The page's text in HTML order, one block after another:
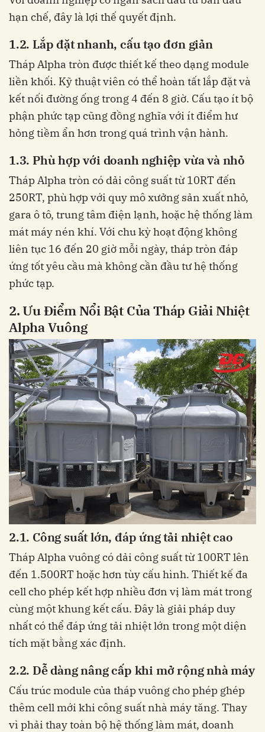
hạn chế, đây là lợi thế quyết định.
1.2. Lắp đặt nhanh, cấu tạo đơn giản
Tháp Alpha tròn được thiết kế theo dạng module
liền khối. Kỹ thuật viên có thể hoàn tất lắp đặt và
kết nối đường ống trong 4 đến 8 giờ. Cấu tạo ít bộ
phận phức tạp cũng đồng nghĩa với ít điểm hư
hỏng tiềm ẩn hơn trong quá trình vận hành.
1.3. Phù hợp với doanh nghiệp vừa và nhỏ
Tháp Alpha tròn có dải công suất từ 10RT đến
250RT, phù hợp với quy mô xưởng sản xuất nhỏ,
gara ô tô, trung tâm điện lạnh, hoặc hệ thống làm
mát máy nén khí. Với chu kỳ hoạt động không
liên tục 16 đến 20 giờ mỗi ngày, tháp tròn đáp
ứng tốt yêu cầu mà không cần đầu tư hệ thống
phức tạp.
2. Ưu Điểm Nổi Bật Của Tháp Giải Nhiệt
Alpha Vuông
2.1. Công suất lớn, đáp ứng tải nhiệt cao
Tháp Alpha vuông có dải công suất từ 100RT lên
đến 1.500RT hoặc hơn tùy cấu hình. Thiết kế đa
cell cho phép kết hợp nhiều đơn vị làm mát trong
cùng một khung kết cấu. Đây là giải pháp duy
nhất có thể đáp ứng tải nhiệt lớn trong một diện
tích mặt bằng xác định.
2.2. Dễ dàng nâng cấp khi mở rộng nhà máy
Cấu trúc module của tháp vuông cho phép ghép
thêm cell mới khi công suất nhà máy tăng. Thay
vì phải thay toàn bộ hệ thống làm mát, doanh